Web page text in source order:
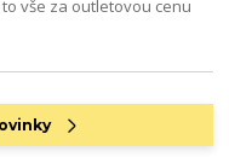
vše za outletovou cenu